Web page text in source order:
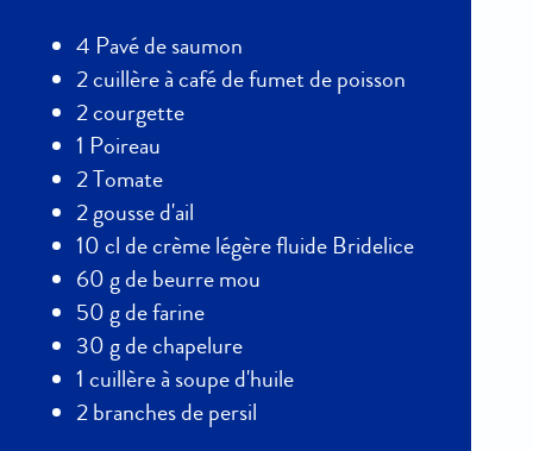
4 Pavé de saumon
2 cuillère à café de fumet de poisson
2 courgette
1 Poireau
2 Tomate
2 gousse d'ail
10 cl de crème légère fluide Bridelice
60 g de beurre mou
50 g de farine
30 g de chapelure
1 cuillère à soupe d'huile
2 branches de persil